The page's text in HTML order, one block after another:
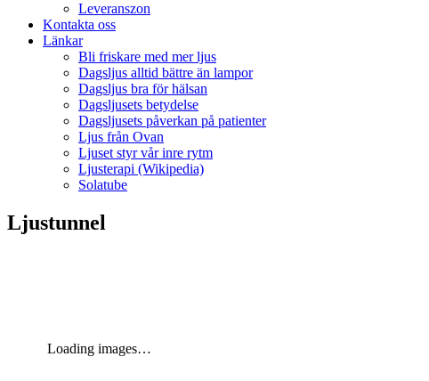
Leveranszon
Kontakta oss
Länkar
Bli friskare med mer ljus
Dagsljus alltid bättre än lampor
Dagsljus bra för hälsan
Dagsljusets betydelse
Dagsljusets påverkan på patienter
Ljus från Ovan
Ljuset styr vår inre rytm
Ljusterapi (Wikipedia)
Solatube
Ljustunnel
Loading images…